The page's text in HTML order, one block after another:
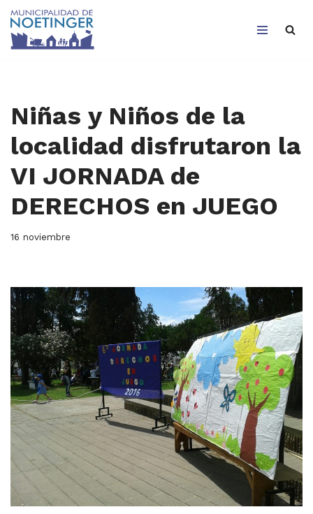
Saltar
Niñas y Niños de la
localidad disfrutaron la
VI JORNADA de
DERECHOS en JUEGO
16 noviembre